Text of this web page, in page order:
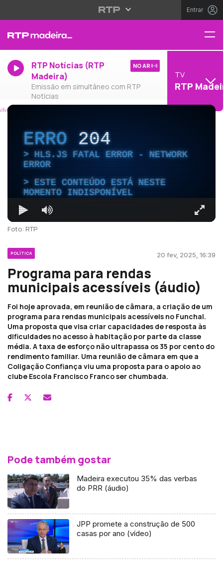
Entrar
RTP Notícias (RTP
Madeira)
Emissão em simultâneo com RTP
Notícias
NO AR
TV
RTP
ERRO204
HLS.JS FATAL ERROR - NETWORK
ERROR
ESTE CONTEÚDO ESTÁ NESTE
MOMENTO INDISPONÍVEL
Foto: RTP
POLÍTICA 20 fev, 2025, 16:39
Programa para rendas
municipais acessíveis (áudio)
Foi hoje aprovada, em reunião de câmara, a criação de um
programa para rendas municipais acessíveis no Funchal.
Uma proposta que visa criar capacidades de resposta às
dificuldades no acesso à habitação por parte da classe
média. A taxa de esforço não ultrapassa os 35 por cento do
rendimento familiar. Uma reunião de câmara em que a
Coligação Confiança viu uma proposta para o apoio ao
clube Escola Francisco Franco ser chumbada.
Pode também gostar
Madeira executou 35% das verbas
do PRR (áudio)
JPP promete a construção de 500
casas por ano (vídeo)